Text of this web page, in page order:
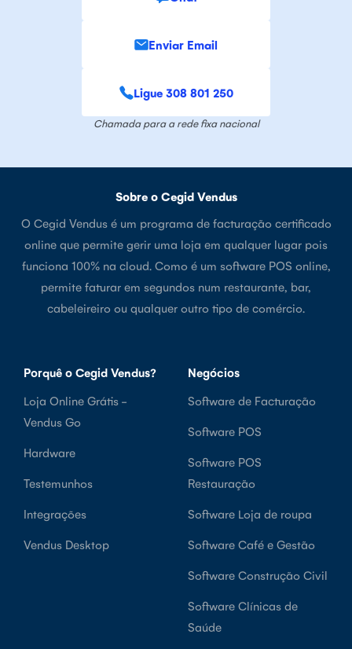
Enviar Email
Ligue 308 801 250
Chamada para a rede fixa nacional
Sobre o Cegid Vendus
O Cegid Vendus é um programa de facturação certificado
online que permite gerir uma loja em qualquer lugar pois
funciona 100% na cloud. Como é um software POS online,
permite faturar em segundos num restaurante, bar,
cabeleireiro ou qualquer outro tipo de comércio.
Porquê o Cegid Vendus?
Loja Online Grátis -
Vendus Go
Hardware
Testemunhos
Integrações
Vendus Desktop
Negócios
Software de Facturação
Software POS
Software POS
Restauração
Software Loja de roupa
Software Café e Gestão
Software Construção Civil
Software Clínicas de
Saúde